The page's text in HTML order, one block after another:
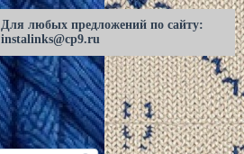
Для любых предложений по сайту:
instalinks@cp9.ru